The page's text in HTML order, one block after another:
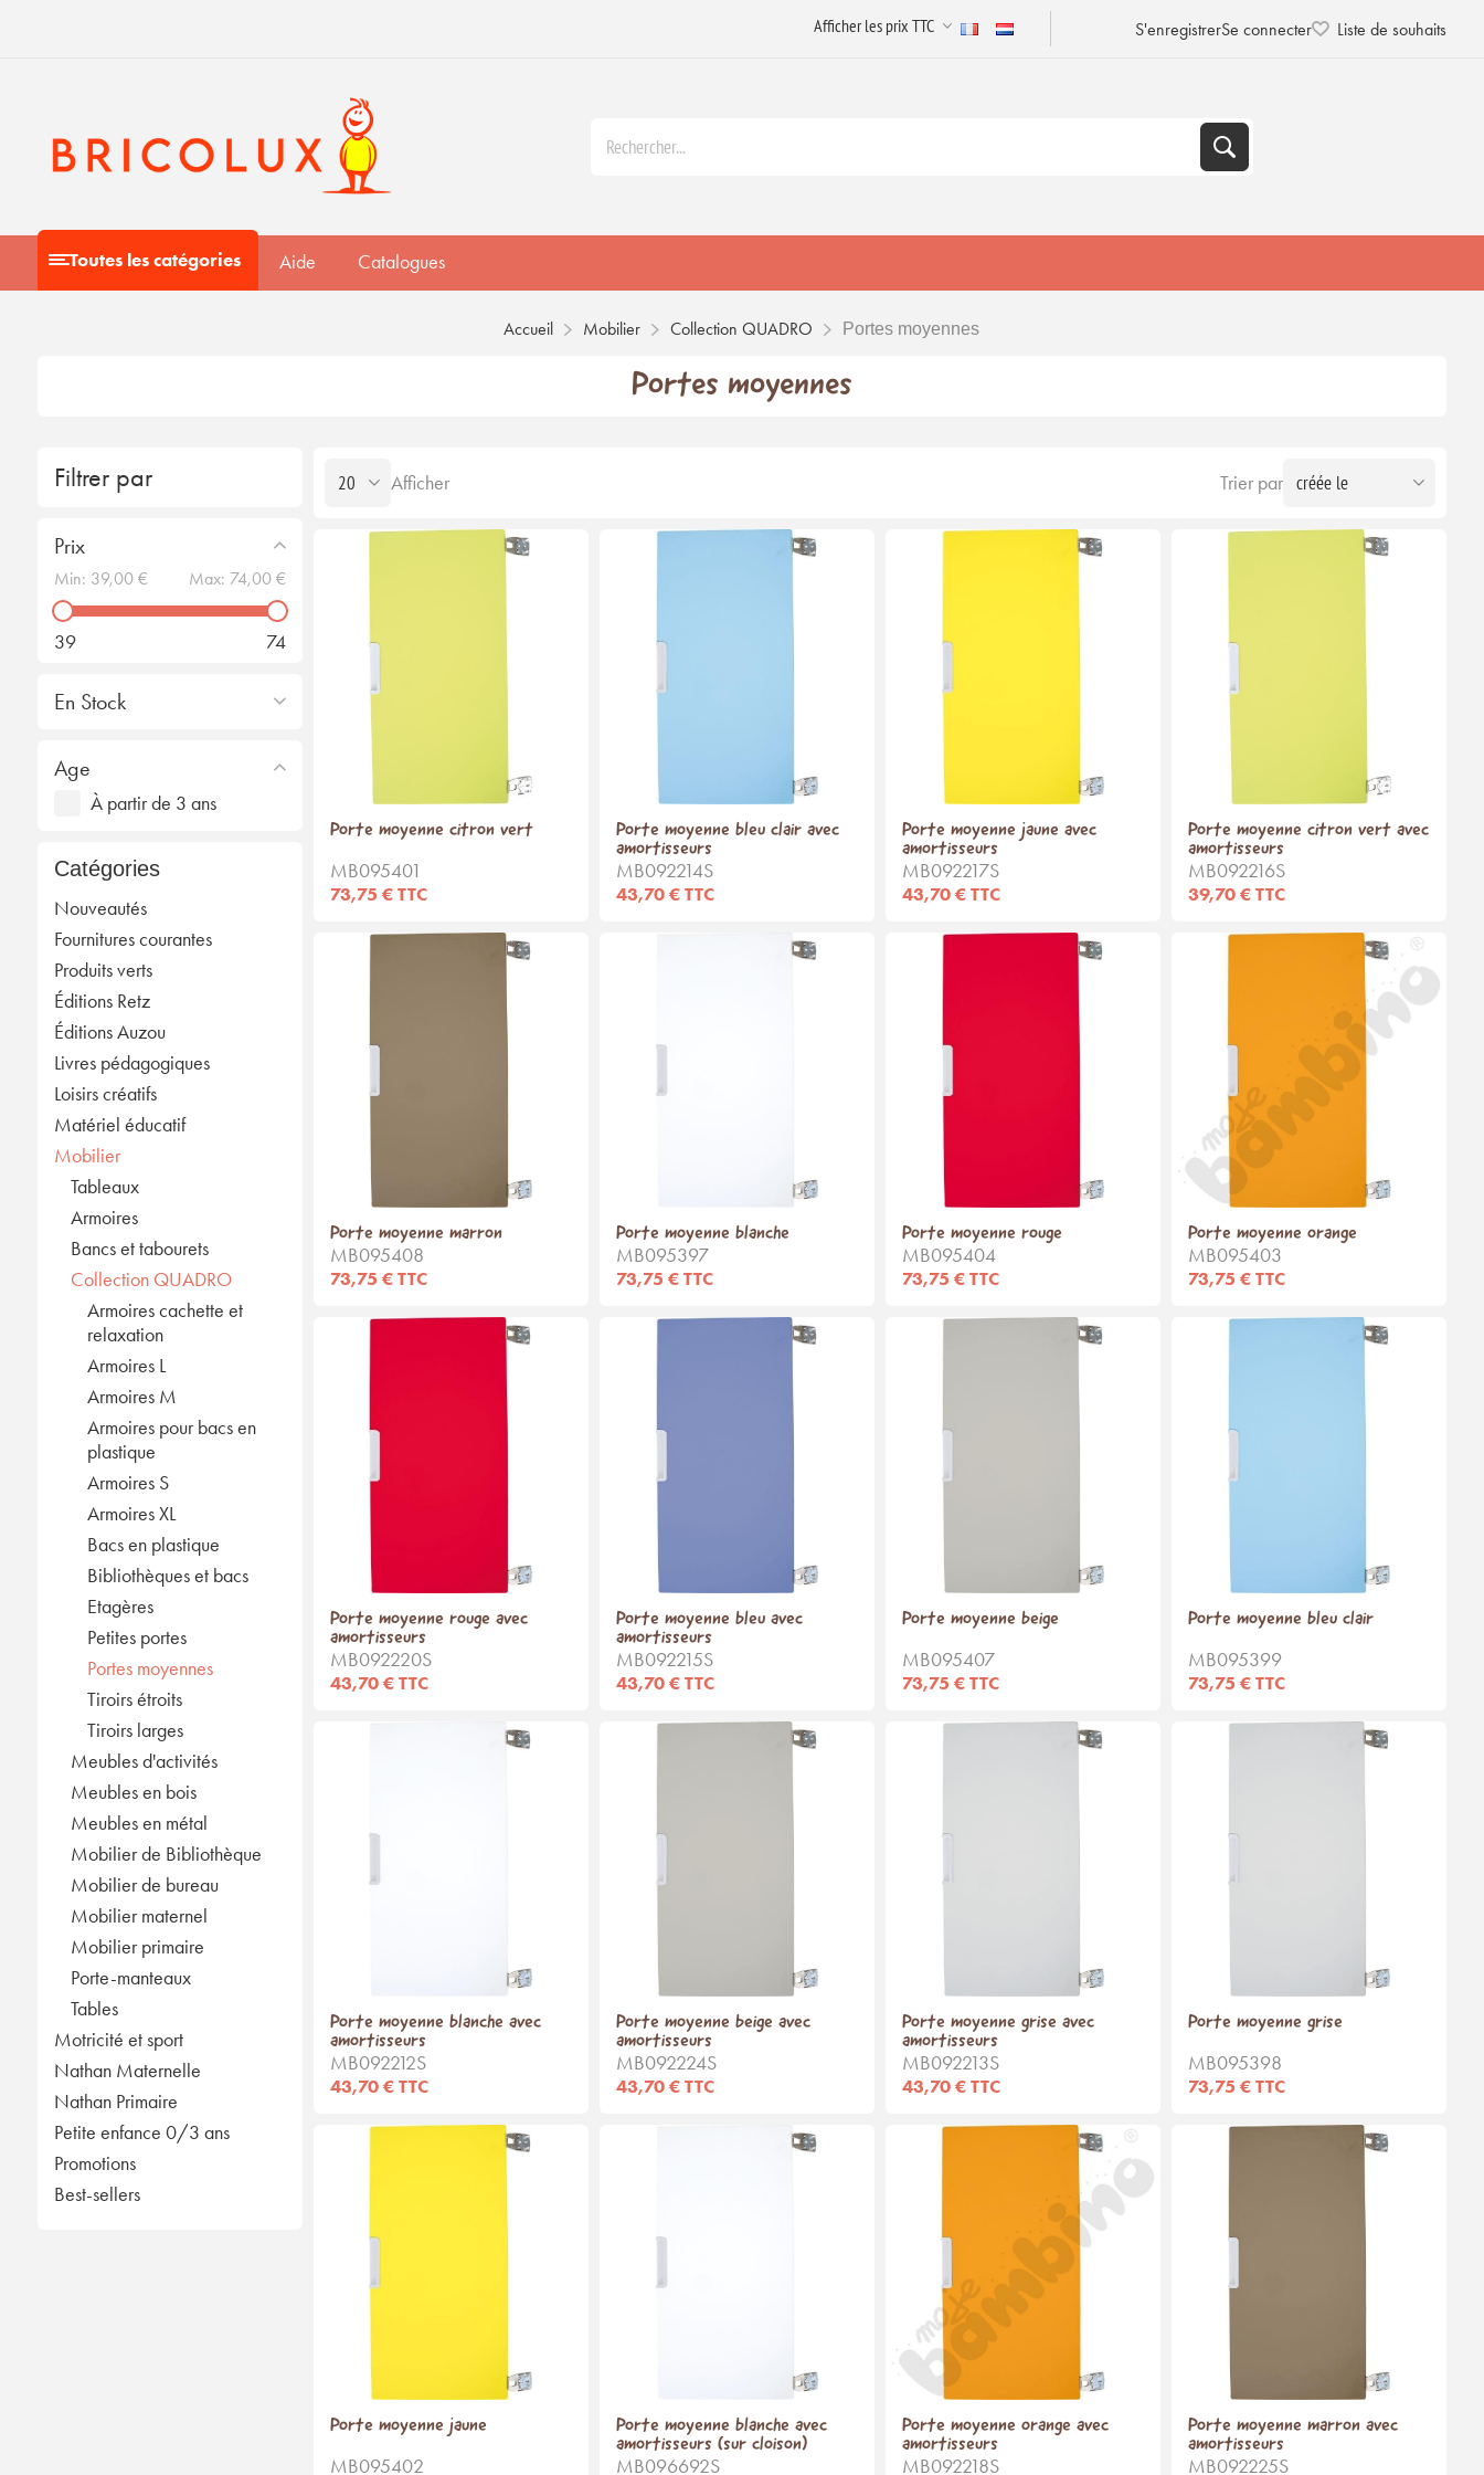
S'enregistrerSe connecter Liste de souhaits
Toutes les catégories Aide Catalogues
Accueil Mobilier Collection QUADRO Portes moyennes
Filtrer par
Prix
Min: 39,00 € Max: 74,00 €
39 74
En Stock
Age
À partir de 3 ans
Catégories
Nouveautés
Fournitures courantes
Produits verts
Éditions Retz
Éditions Auzou
Livres pédagogiques
Loisirs créatifs
Matériel éducatif
Mobilier
Tableaux
Armoires
Bancs et tabourets
Collection QUADRO
Armoires cachette et
relaxation
Armoires L
Armoires M
Armoires pour bacs en
plastique
Armoires S
Armoires XL
Bacs en plastique
Bibliothèques et bacs
Etagères
Petites portes
Portes moyennes
Tiroirs étroits
Tiroirs larges
Meubles d'activités
Meubles en bois
Meubles en métal
Mobilier de Bibliothèque
Mobilier de bureau
Mobilier maternel
Mobilier primaire
Porte-manteaux
Tables
Motricité et sport
Nathan Maternelle
Nathan Primaire
Petite enfance 0/3 ans
Promotions
Best-sellers
Portes moyennes
Trier par
Afficher
Porte moyenne citron vert
MB095401
73,75 € TTC
Porte moyenne bleu clair avec
amortisseurs
MB092214S
43,70 € TTC
Porte moyenne jaune avec
amortisseurs
MB092217S
43,70 € TTC
Porte moyenne citron vert avec
amortisseurs
MB092216S
39,70 € TTC
Porte moyenne marron
MB095408
73,75 € TTC
Porte moyenne blanche
MB095397
73,75 € TTC
Porte moyenne rouge
MB095404
73,75 € TTC
Porte moyenne orange
MB095403
73,75 € TTC
Porte moyenne rouge avec
amortisseurs
MB092220S
43,70 € TTC
Porte moyenne bleu avec
amortisseurs
MB092215S
43,70 € TTC
Porte moyenne beige
MB095407
73,75 € TTC
Porte moyenne bleu clair
MB095399
73,75 € TTC
Porte moyenne blanche avec
amortisseurs
MB092212S
43,70 € TTC
Porte moyenne beige avec
amortisseurs
MB092224S
43,70 € TTC
Porte moyenne grise avec
amortisseurs
MB092213S
43,70 € TTC
Porte moyenne grise
MB095398
73,75 € TTC
Porte moyenne jaune
MB095402
Porte moyenne blanche avec
amortisseurs (sur cloison)
MB096692S
Porte moyenne orange avec
amortisseurs
MB092218S
Porte moyenne marron avec
amortisseurs
MB092225S